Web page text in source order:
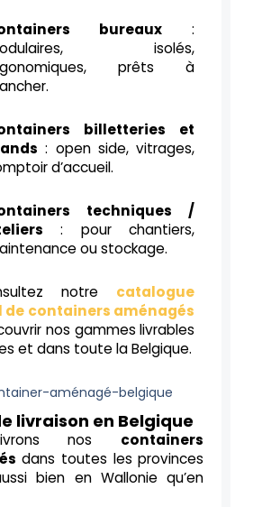
bureaux :
isolés,
prêts à
billetteries et
: open side, vitrages,
d’accueil.
techniques /
: pour chantiers,
ou stockage.
notre catalogue
de containers aménagés
nos gammes livrables
et dans toute la Belgique.
livraison en Belgique
nos containers
dans toutes les provinces
bien en Wallonie qu’en